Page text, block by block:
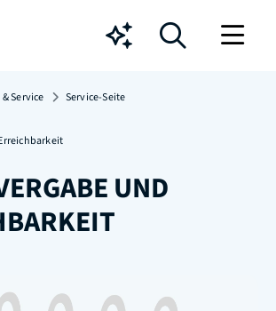
Chatbot
Service Service-Seite
UND